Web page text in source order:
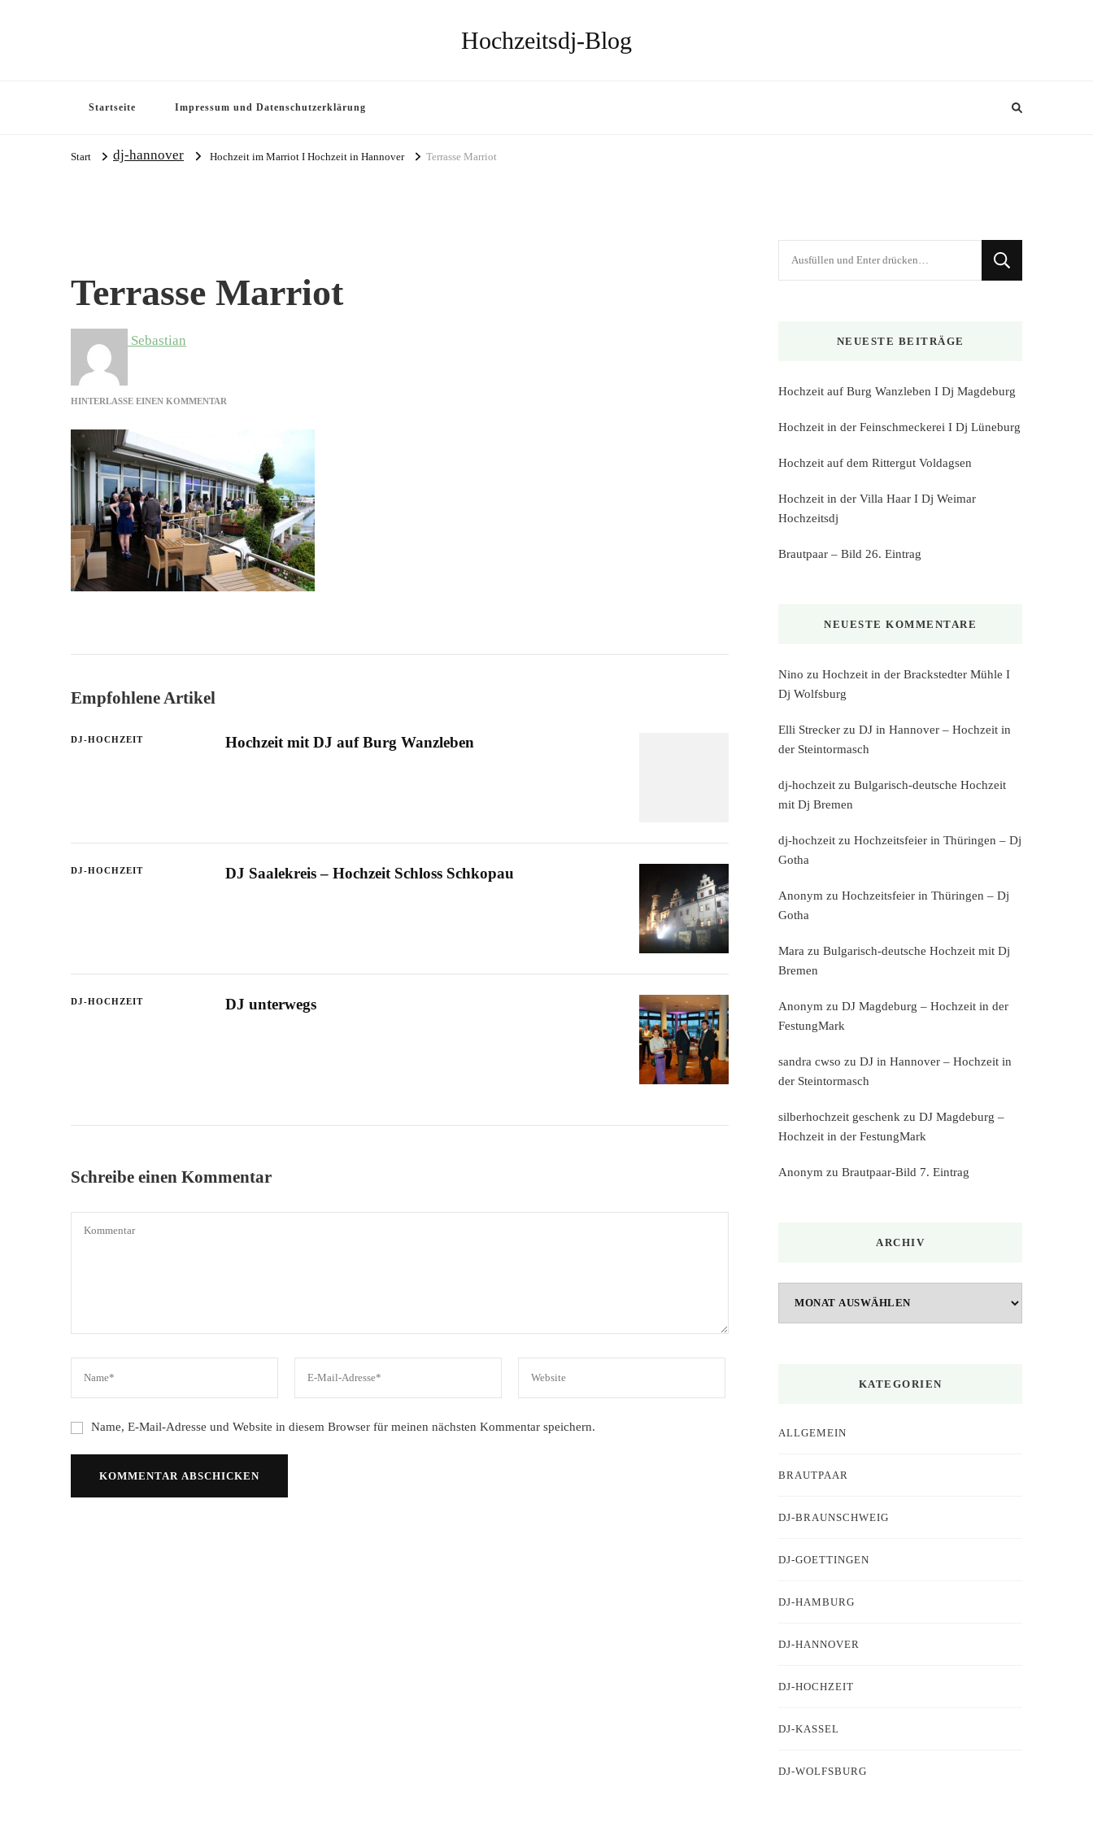
Hochzeitsdj-Blog
Startseite Impressum und Datenschutzerklärung
Start dj-hannover Hochzeit im Marriot I Hochzeit in Hannover Terrasse Marriot
Terrasse Marriot
Sebastian
HINTERLASSE EINEN KOMMENTAR
Empfohlene Artikel
DJ-HOCHZEIT Hochzeit mit DJ auf Burg Wanzleben
DJ-HOCHZEIT DJ Saalekreis – Hochzeit Schloss Schkopau
DJ-HOCHZEIT DJ unterwegs
Schreibe einen Kommentar
Name, E-Mail-Adresse und Website in diesem Browser für meinen nächsten Kommentar speichern.
NEUESTE BEITRÄGE
Hochzeit auf Burg Wanzleben I Dj Magdeburg
Hochzeit in der Feinschmeckerei I Dj Lüneburg
Hochzeit auf dem Rittergut Voldagsen
Hochzeit in der Villa Haar I Dj Weimar
Hochzeitsdj
Brautpaar – Bild 26. Eintrag
NEUESTE KOMMENTARE
Nino zu Hochzeit in der Brackstedter Mühle I
Dj Wolfsburg
Elli Strecker zu DJ in Hannover – Hochzeit in
der Steintormasch
dj-hochzeit zu Bulgarisch-deutsche Hochzeit
mit Dj Bremen
dj-hochzeit zu Hochzeitsfeier in Thüringen – Dj
Gotha
Anonym zu Hochzeitsfeier in Thüringen – Dj
Gotha
Mara zu Bulgarisch-deutsche Hochzeit mit Dj
Bremen
Anonym zu DJ Magdeburg – Hochzeit in der
FestungMark
sandra cwso zu DJ in Hannover – Hochzeit in
der Steintormasch
silberhochzeit geschenk zu DJ Magdeburg –
Hochzeit in der FestungMark
Anonym zu Brautpaar-Bild 7. Eintrag
ARCHIV
KATEGORIEN
ALLGEMEIN
BRAUTPAAR
DJ-BRAUNSCHWEIG
DJ-GOETTINGEN
DJ-HAMBURG
DJ-HANNOVER
DJ-HOCHZEIT
DJ-KASSEL
DJ-WOLFSBURG